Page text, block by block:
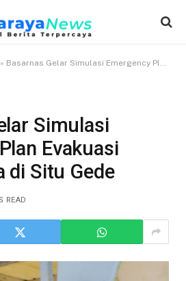
» Basarnas Gelar Simulasi Emergency Plan Evakuasi Medis Udara di Situ Gede
Simulasi
Evakuasi
di Situ Gede
READ